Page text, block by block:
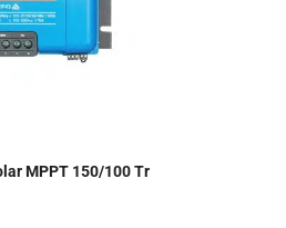
MPPT 150/100 Tr